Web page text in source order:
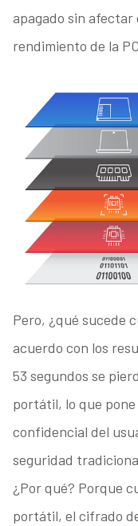
apagado sin
rendimiento de la
Pero, ¿qué sucede
acuerdo con los
53 segundos se
portátil, lo que
confidencial del
seguridad
¿Por qué? Porque
portátil, el cifrado